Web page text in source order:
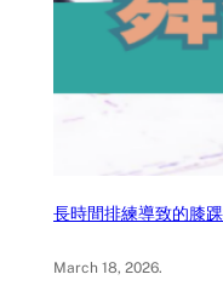
長時間排練導致的膝
March 18, 2026.